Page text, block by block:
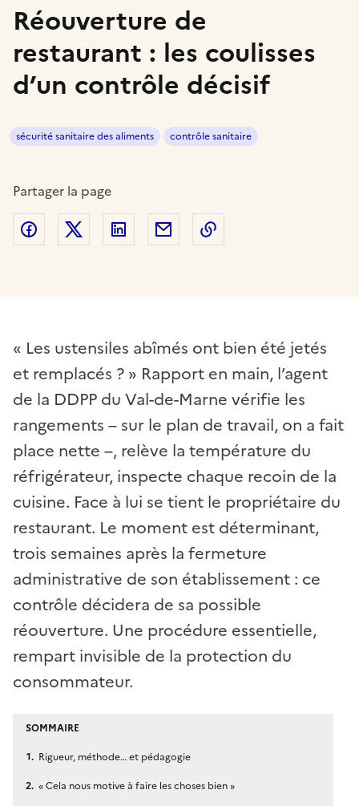
Réouverture de
restaurant : les coulisses
d’un contrôle décisif
sécurité sanitaire des aliments contrôle sanitaire
Partager la page
Partager sur Facebook
Partager sur Twitter
Partager sur LinkedIn
Partager par email
« Les ustensiles abîmés ont bien été jetés
et remplacés ? » Rapport en main, l’agent
de la DDPP du Val-de-Marne vérifie les
rangements – sur le plan de travail, on a fait
place nette –, relève la température du
réfrigérateur, inspecte chaque recoin de la
cuisine. Face à lui se tient le propriétaire du
restaurant. Le moment est déterminant,
trois semaines après la fermeture
administrative de son établissement : ce
contrôle décidera de sa possible
réouverture. Une procédure essentielle,
rempart invisible de la protection du
consommateur.
SOMMAIRE
Rigueur, méthode… et pédagogie
« Cela nous motive à faire les choses bien »